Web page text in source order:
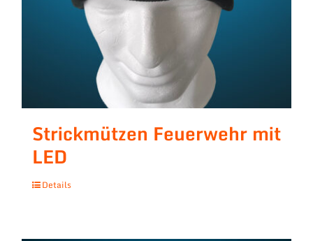
Strickmützen Feuerwehr mit
LED
Details